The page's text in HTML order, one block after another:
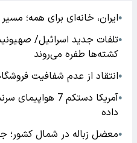
●ایران، خانه‌ای برای همه؛
●تلفات جدید اسرائیل/
کشته‌ها طفره می‌روند
●انتقاد از عدم شفافیت
●
آمریکا دستکم 7
داده
●معضل زباله در شمال کشور؛